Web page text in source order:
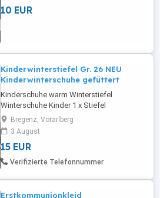
10 EUR
Kinderwinterstiefel Gr. 26 NEU
Kinderwinterschuhe gefüttert
Kinderschuhe warm Winterstiefel
Winterschuhe Kinder 1 x Stiefel
Kimberfeel (braun schwarz) , neu &
ungetragen 1 x Stiefel (blau schwarz),
neuwertig
Bregenz, Vorarlberg
3 August
15 EUR
Verifizierte Telefonnummer
Erstkommunionkleid